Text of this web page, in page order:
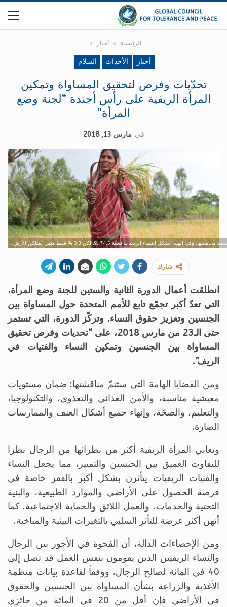
الرئيسية أخبار
أخبار الأحداث السلام
تحدّيات وفرص لتحقيق المساواة وتمكين
المرأة الريفية على رأس أجندة “لجنة وضع
المرأة”
في مارس 13, 2018
الهند، تشكل النساء الريفيات نسبة 74.5 %، لكن 9.3 % فقط منهن يمتلكن الأرض.
شارك
انطلقت أعمال الدورة الثانية والستين للجنة وضع المرأة،
التي تعدّ أكبر تجمّع تابع للأمم المتحدة حول المساواة بين
الجنسين وتعزيز حقوق النساء. وتركّز الدورة، التي تستمر
حتى الـ23 من مارس 2018، على “تحديات وفرص تحقيق
المساواة بين الجنسين وتمكين النساء والفتيات في
الريف”.
ومن القضايا الهامة التي ستتمّ مناقشتها: ضمان مستويات
معيشية مناسبة، والأمن الغذائي والتغذوي، والتكنولوجيا،
والتعليم، والصحّة، وإنهاء جميع أشكال العنف والممارسات
الضارة.
وتعاني المرأة الريفية أكثر من نظرائها من الرجال نظرا
للتفاوت العميق بين الجنسين والتمييز، مما يجعل النساء
والفتيات الريفيات يتأثرن بشكل أكبر بالفقر خاصة في
فرصة الحصول على الأراضي والموارد الطبيعية، والبنية
التحتية والخدمات، والعمل اللائق والحماية الاجتماعية. كما
أنهن أكثر عرضة للتأثر السلبي بالتغيرات البيئية والمناخية.
ومن الإحصاءات الدالة، أن الفجوة في الأجور بين الرجال
والنساء الريفيين الذين يقومون بنفس العمل قد تصل إلى
40 في المائة لصالح الرجال. ووفقاً لقاعدة بيانات منظمة
الأغذية والزراعة بشأن المساواة بين الجنسين والحقوق
في الأراضي فإن أقل من 20 في المائة من حائزي